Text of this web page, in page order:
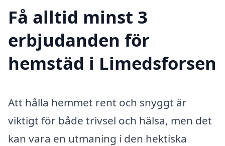
Få alltid minst 3
erbjudanden för
hemstäd i Limedsforsen
Att hålla hemmet rent och snyggt är
viktigt för både trivsel och hälsa, men det
kan vara en utmaning i den hektiska